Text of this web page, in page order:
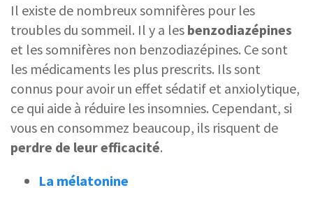
Il existe de nombreux somnifères pour les
troubles du sommeil. Il y a les benzodiazépines
et les somnifères non benzodiazépines. Ce sont
les médicaments les plus prescrits. Ils sont
connus pour avoir un effet sédatif et anxiolytique,
ce qui aide à réduire les insomnies. Cependant, si
vous en consommez beaucoup, ils risquent de
perdre de leur efficacité.
La mélatonine